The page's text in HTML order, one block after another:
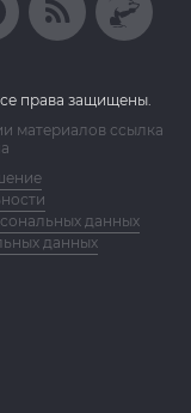
права защищены.
материалов ссылка
данных
данных